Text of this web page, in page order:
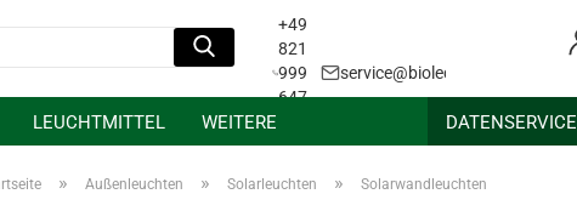
Suche...
+49
821
999
647
service@bioledex.de
Lichtplanung
LEUCHTMITTEL DATENSERVICE
WEITERE
» Außenleuchten » Solarleuchten » Solarwandleuchten